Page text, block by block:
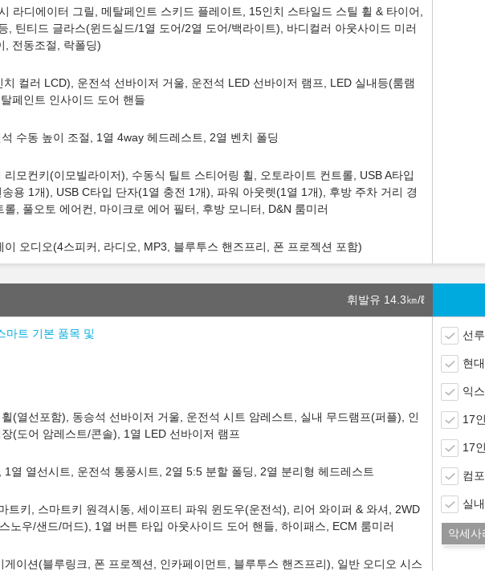
라디에이터 그릴, 메탈페인트 스키드 플레이트, 15인치 스타일드 스틸 휠 & 타이어,
, 틴티드 글라스(윈드실드/1열 도어/2열 도어/백라이트), 바디컬러 아웃사이드 미러
, 전동조절, 락폴딩)
치 컬러 LCD), 운전석 선바이저 거울, 운전석 LED 선바이저 램프, LED 실내등(룸램
페인트 인사이드 도어 핸들
수동 높이 조절, 1열 4way 헤드레스트, 2열 벤치 폴딩
리모컨키(이모빌라이저), 수동식 틸트 스티어링 휠, 오토라이트 컨트롤, USB A타입
용 1개), USB C타입 단자(1열 충전 1개), 파워 아웃렛(1열 1개), 후방 주차 거리 경
롤, 풀오토 에어컨, 마이크로 에어 필터, 후방 모니터, D&N 룸미러
이 오디오(4스피커, 라디오, MP3, 블루투스 핸즈프리, 폰 프로젝션 포함)
휘발유 14.3㎞/ℓ
마트 기본 품목 및
(열선포함), 동승석 선바이저 거울, 운전석 시트 암레스트, 실내 무드램프(퍼플), 인
(도어 암레스트/콘솔), 1열 LED 선바이저 램프
1열 열선시트, 운전석 통풍시트, 2열 5:5 분할 폴딩, 2열 분리형 헤드레스트
트키, 스마트키 원격시동, 세이프티 파워 윈도우(운전석), 리어 와이퍼 & 와셔, 2WD
노우/샌드/머드), 1열 버튼 타입 아웃사이드 도어 핸들, 하이패스, ECM 룸미러
게이션(블루링크, 폰 프로젝션, 인카페이먼트, 블루투스 핸즈프리), 일반 오디오 시스
선
현
익
17
17
컴
실
악세사